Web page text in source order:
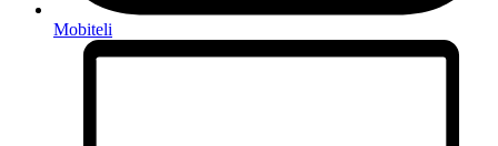
Mobiteli